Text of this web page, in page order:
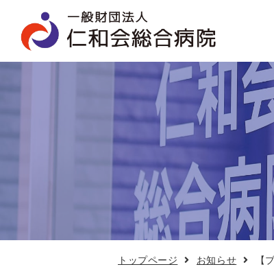
グ】
ア
トップページ お知らせ 【